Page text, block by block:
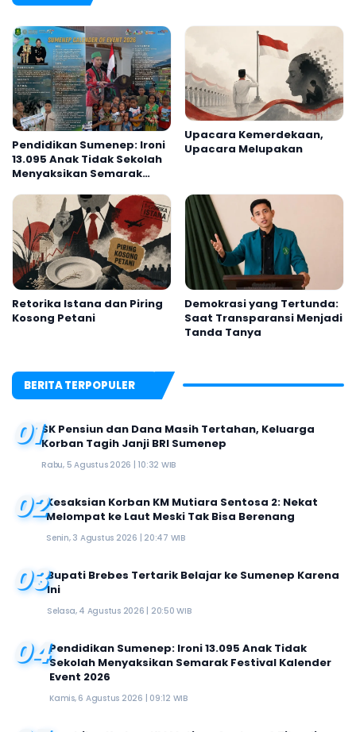
Pendidikan Sumenep: Ironi
13.095 Anak Tidak Sekolah
Menyaksikan Semarak
2026
Upacara Kemerdekaan,
Upacara Melupakan
Retorika Istana dan Piring
Kosong Petani
Demokrasi yang Tertunda:
Saat Transparansi Menjadi
Tanda Tanya
BERITA TERPOPULER
01SK Pensiun dan Dana Masih Tertahan, Keluarga
Korban Tagih Janji BRI Sumenep
Rabu, 5 Agustus 2026 | 10:32 WIB
02Kesaksian Korban KM Mutiara Sentosa 2: Nekat
Melompat ke Laut Meski Tak Bisa Berenang
Senin, 3 Agustus 2026 | 20:47 WIB
03Bupati Brebes Tertarik Belajar ke Sumenep Karena
Ini
Selasa, 4 Agustus 2026 | 20:50 WIB
04Pendidikan Sumenep: Ironi 13.095 Anak Tidak
Sekolah Menyaksikan Semarak Festival Kalender
Event 2026
Kamis, 6 Agustus 2026 | 09:12 WIB